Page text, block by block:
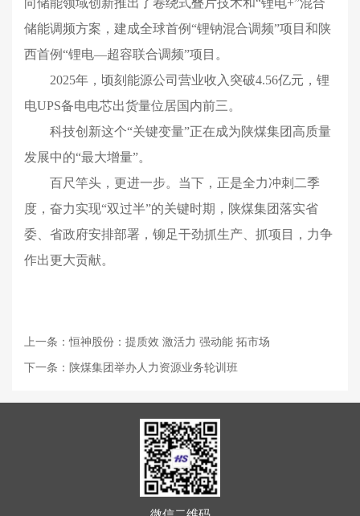
储能调频方案，建成全球首例“锂钠混合调频”项目和陕
西首例“锂电—超容联合调频”项目。
2025年，顷刻能源公司营业收入突破4.56亿元，锂
电UPS备电电芯出货量位居国内前三。
科技创新这个“关键变量”正在成为陕煤集团高质量
发展中的“最大增量”。
百尺竿头，更进一步。当下，正是全力冲刺二季
度，奋力实现“双过半”的关键时期，陕煤集团落实省
委、省政府安排部署，铆足干劲抓生产、抓项目，力争
作出更大贡献。
上一条：恒神股份：提质效 激活力 强动能 拓市场
下一条：陕煤集团举办人力资源业务轮训班